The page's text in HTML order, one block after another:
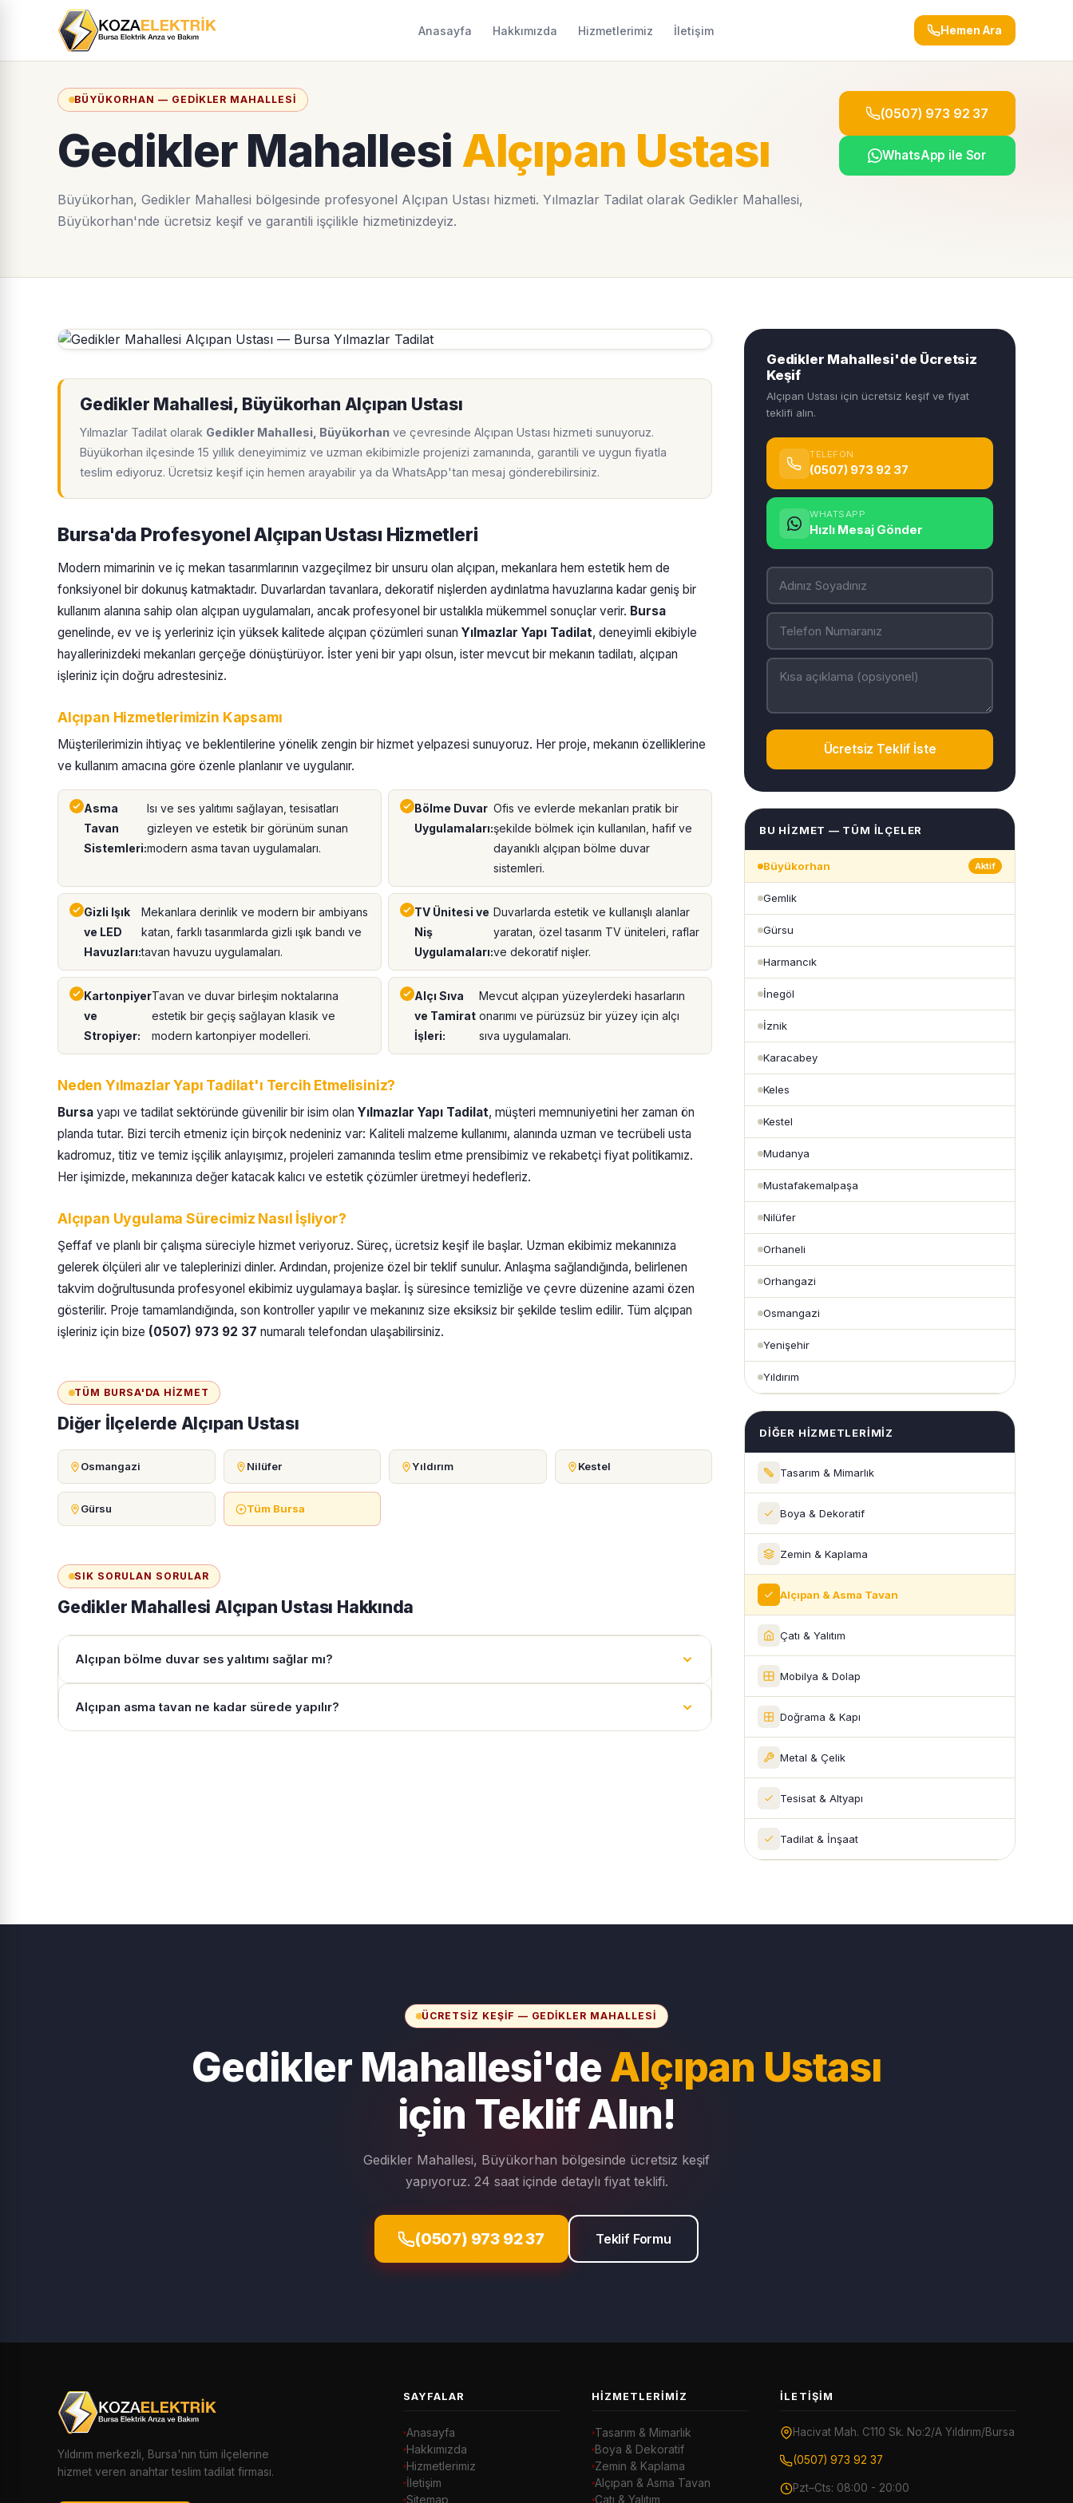
Anasayfa Hakkımızda Hizmetlerimiz İletişim Hemen Ara
BÜYÜKORHAN — GEDIKLER MAHALLESI
Gedikler Mahallesi Alçıpan Ustası
Büyükorhan, Gedikler Mahallesi bölgesinde profesyonel Alçıpan Ustası hizmeti. Yılmazlar Tadilat olarak Gedikler Mahallesi,
Büyükorhan'nde ücretsiz keşif ve garantili işçilikle hizmetinizdeyiz.
(0507) 973 92 37
WhatsApp ile Sor
Gedikler Mahallesi, Büyükorhan Alçıpan Ustası
Yılmazlar Tadilat olarak Gedikler Mahallesi, Büyükorhan ve çevresinde Alçıpan Ustası hizmeti sunuyoruz.
Büyükorhan ilçesinde 15 yıllık deneyimimiz ve uzman ekibimizle projenizi zamanında, garantili ve uygun fiyatla
teslim ediyoruz. Ücretsiz keşif için hemen arayabilir ya da WhatsApp'tan mesaj gönderebilirsiniz.
Bursa'da Profesyonel Alçıpan Ustası Hizmetleri
Modern mimarinin ve iç mekan tasarımlarının vazgeçilmez bir unsuru olan alçıpan, mekanlara hem estetik hem de
fonksiyonel bir dokunuş katmaktadır. Duvarlardan tavanlara, dekoratif nişlerden aydınlatma havuzlarına kadar geniş bir
kullanım alanına sahip olan alçıpan uygulamaları, ancak profesyonel bir ustalıkla mükemmel sonuçlar verir. Bursa
genelinde, ev ve iş yerleriniz için yüksek kalitede alçıpan çözümleri sunan Yılmazlar Yapı Tadilat, deneyimli ekibiyle
hayallerinizdeki mekanları gerçeğe dönüştürüyor. İster yeni bir yapı olsun, ister mevcut bir mekanın tadilatı, alçıpan
işleriniz için doğru adrestesiniz.
Alçıpan Hizmetlerimizin Kapsamı
Müşterilerimizin ihtiyaç ve beklentilerine yönelik zengin bir hizmet yelpazesi sunuyoruz. Her proje, mekanın özelliklerine
ve kullanım amacına göre özenle planlanır ve uygulanır.
Asma
Tavan
Sistemleri:
Isı ve ses yalıtımı sağlayan, tesisatları
gizleyen ve estetik bir görünüm sunan
modern asma tavan uygulamaları.
Bölme Duvar
Uygulamaları:
Ofis ve evlerde mekanları pratik bir
şekilde bölmek için kullanılan, hafif ve
dayanıklı alçıpan bölme duvar
sistemleri.
Gizli Işık
ve LED
Havuzları:
Mekanlara derinlik ve modern bir ambiyans
katan, farklı tasarımlarda gizli ışık bandı ve
tavan havuzu uygulamaları.
TV Ünitesi ve
Niş
Uygulamaları:
Duvarlarda estetik ve kullanışlı alanlar
yaratan, özel tasarım TV üniteleri, raflar
ve dekoratif nişler.
Kartonpiyer
ve
Stropiyer:
Tavan ve duvar birleşim noktalarına
estetik bir geçiş sağlayan klasik ve
modern kartonpiyer modelleri.
Alçı Sıva
ve Tamirat
İşleri:
Mevcut alçıpan yüzeylerdeki hasarların
onarımı ve pürüzsüz bir yüzey için alçı
sıva uygulamaları.
Neden Yılmazlar Yapı Tadilat'ı Tercih Etmelisiniz?
Bursa yapı ve tadilat sektöründe güvenilir bir isim olan Yılmazlar Yapı Tadilat, müşteri memnuniyetini her zaman ön
planda tutar. Bizi tercih etmeniz için birçok nedeniniz var: Kaliteli malzeme kullanımı, alanında uzman ve tecrübeli usta
kadromuz, titiz ve temiz işçilik anlayışımız, projeleri zamanında teslim etme prensibimiz ve rekabetçi fiyat politikamız.
Her işimizde, mekanınıza değer katacak kalıcı ve estetik çözümler üretmeyi hedefleriz.
Alçıpan Uygulama Sürecimiz Nasıl İşliyor?
Şeffaf ve planlı bir çalışma süreciyle hizmet veriyoruz. Süreç, ücretsiz keşif ile başlar. Uzman ekibimiz mekanınıza
gelerek ölçüleri alır ve taleplerinizi dinler. Ardından, projenize özel bir teklif sunulur. Anlaşma sağlandığında, belirlenen
takvim doğrultusunda profesyonel ekibimiz uygulamaya başlar. İş süresince temizliğe ve çevre düzenine azami özen
gösterilir. Proje tamamlandığında, son kontroller yapılır ve mekanınız size eksiksiz bir şekilde teslim edilir. Tüm alçıpan
işleriniz için bize (0507) 973 92 37 numaralı telefondan ulaşabilirsiniz.
TÜM BURSA'DA HIZMET
Diğer İlçelerde Alçıpan Ustası
Osmangazi Nilüfer Yıldırım Kestel
Gürsu Tüm Bursa
SIK SORULAN SORULAR
Gedikler Mahallesi Alçıpan Ustası Hakkında
Alçıpan bölme duvar ses yalıtımı sağlar mı?
Alçıpan asma tavan ne kadar sürede yapılır?
Gedikler Mahallesi'de Ücretsiz
Keşif
Alçıpan Ustası için ücretsiz keşif ve fiyat
teklifi alın.
TELEFON
(0507) 973 92 37
WHATSAPP
Hızlı Mesaj Gönder
Ücretsiz Teklif İste
BU HIZMET — TÜM İLÇELER
Büyükorhan Aktif
Gemlik
Gürsu
Harmancık
İnegöl
İznik
Karacabey
Keles
Kestel
Mudanya
Mustafakemalpaşa
Nilüfer
Orhaneli
Orhangazi
Osmangazi
Yenişehir
Yıldırım
DIĞER HIZMETLERIMIZ
Tasarım & Mimarlık
Boya & Dekoratif
Zemin & Kaplama
Alçıpan & Asma Tavan
Çatı & Yalıtım
Mobilya & Dolap
Doğrama & Kapı
Metal & Çelik
Tesisat & Altyapı
Tadilat & İnşaat
ÜCRETSIZ KEŞIF — GEDIKLER MAHALLESI
Gedikler Mahallesi'de Alçıpan Ustası
için Teklif Alın!
Gedikler Mahallesi, Büyükorhan bölgesinde ücretsiz keşif
yapıyoruz. 24 saat içinde detaylı fiyat teklifi.
(0507) 973 92 37 Teklif Formu
Yıldırım merkezli, Bursa'nın tüm ilçelerine
hizmet veren anahtar teslim tadilat firması.
SAYFALAR
Anasayfa
Hakkımızda
Hizmetlerimiz
İletişim
Sitemap
HIZMETLERIMIZ
Tasarım & Mimarlık
Boya & Dekoratif
Zemin & Kaplama
Alçıpan & Asma Tavan
Çatı & Yalıtım
İLETIŞIM
Hacivat Mah. C110 Sk. No:2/A Yıldırım/Bursa
(0507) 973 92 37
Pzt–Cts: 08:00 - 20:00